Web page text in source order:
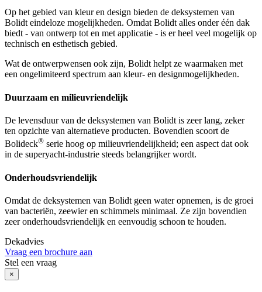
Op het gebied van kleur en design bieden de deksystemen van
Bolidt eindeloze mogelijkheden. Omdat Bolidt alles onder één dak
biedt - van ontwerp tot en met applicatie - is er heel veel mogelijk op
technisch en esthetisch gebied.
Wat de ontwerpwensen ook zijn, Bolidt helpt ze waarmaken met
een ongelimiteerd spectrum aan kleur- en designmogelijkheden.
Duurzaam en milieuvriendelijk
De levensduur van de deksystemen van Bolidt is zeer lang, zeker
ten opzichte van alternatieve producten. Bovendien scoort de
Bolideck® serie hoog op milieuvriendelijkheid; een aspect dat ook
in de superyacht-industrie steeds belangrijker wordt.
Onderhoudsvriendelijk
Omdat de deksystemen van Bolidt geen water opnemen, is de groei
van bacteriën, zeewier en schimmels minimaal. Ze zijn bovendien
zeer onderhoudsvriendelijk en eenvoudig schoon te houden.
Dekadvies
Vraag een brochure aan
Stel een vraag
×